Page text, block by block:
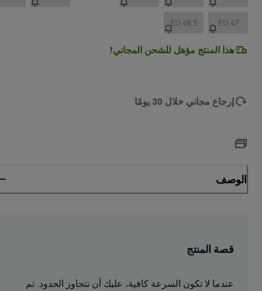
EU 47
EU 48.5
هذا المنتج مؤهل للشحن المجاني!
إرجاع مجاني خلال 30 يومًا
الوصف
قصة المنتج
عندما لا تكون السرعة كافية، عليك أن تتجاوز الحدود. تم